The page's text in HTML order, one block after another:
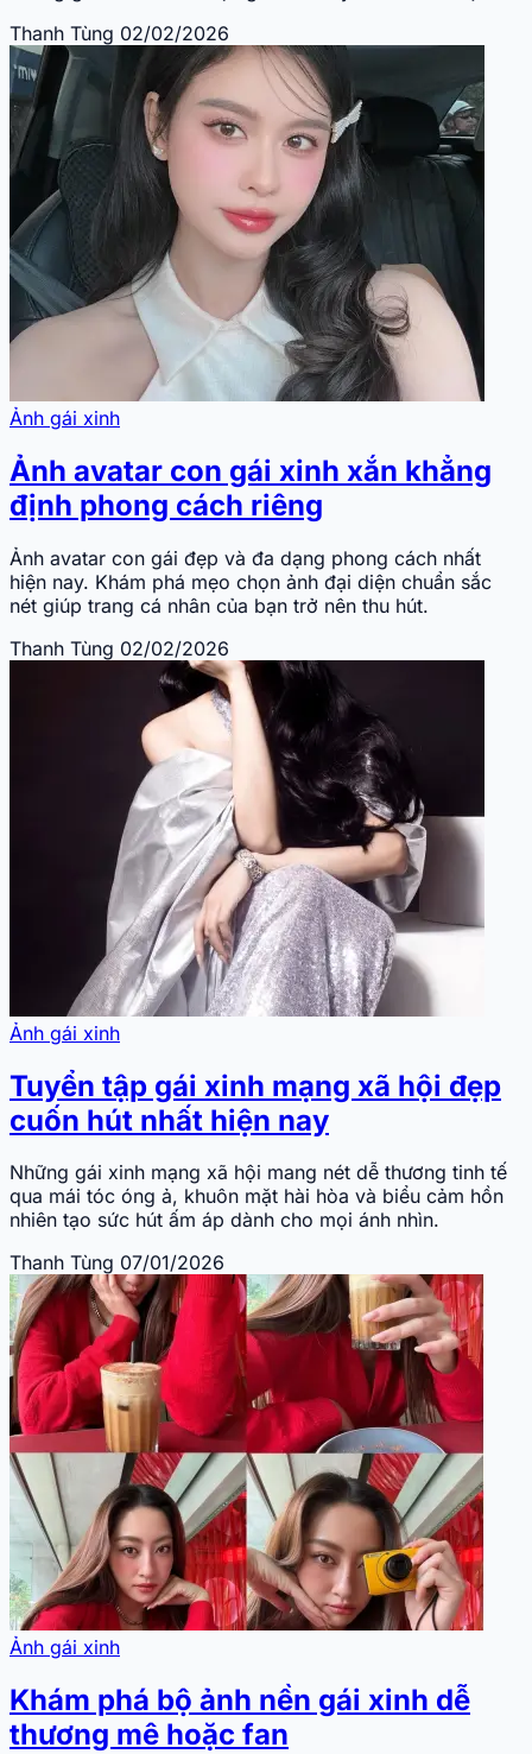
Thanh Tùng 02/02/2026
Ảnh gái xinh
Ảnh avatar con gái xinh xắn khẳng
định phong cách riêng
Ảnh avatar con gái đẹp và đa dạng phong cách nhất
hiện nay. Khám phá mẹo chọn ảnh đại diện chuẩn sắc
nét giúp trang cá nhân của bạn trở nên thu hút.
Thanh Tùng 02/02/2026
Ảnh gái xinh
Tuyển tập gái xinh mạng xã hội đẹp
cuốn hút nhất hiện nay
Những gái xinh mạng xã hội mang nét dễ thương tinh tế
qua mái tóc óng ả, khuôn mặt hài hòa và biểu cảm hồn
nhiên tạo sức hút ấm áp dành cho mọi ánh nhìn.
Thanh Tùng 07/01/2026
Ảnh gái xinh
Khám phá bộ ảnh nền gái xinh dễ
thương mê hoặc fan